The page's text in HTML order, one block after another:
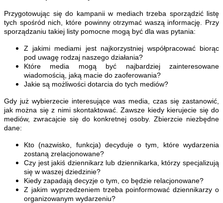
Przygotowując się do kampanii w mediach trzeba sporządzić listę
tych spośród nich, które powinny otrzymać waszą informację. Przy
sporządzaniu takiej listy pomocne mogą być dla was pytania:
Z jakimi mediami jest najkorzystniej współpracować biorąc
pod uwagę rodzaj naszego działania?
Które media mogą być najbardziej zainteresowane
wiadomością, jaką macie do zaoferowania?
Jakie są możliwości dotarcia do tych mediów?
Gdy już wybierzecie interesujące was media, czas się zastanowić,
jak można się z nimi skontaktować. Zawsze kiedy kierujecie się do
mediów, zwracajcie się do konkretnej osoby. Zbierzcie niezbędne
dane:
Kto (nazwisko, funkcja) decyduje o tym, które wydarzenia
zostaną zrelacjonowane?
Czy jest jakiś dziennikarz lub dziennikarka, którzy specjalizują
się w waszej dziedzinie?
Kiedy zapadają decyzje o tym, co będzie relacjonowane?
Z jakim wyprzedzeniem trzeba poinformować dziennikarzy o
organizowanym wydarzeniu?